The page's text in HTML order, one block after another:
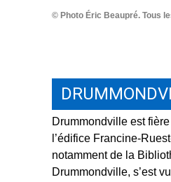
© Photo Éric Beaupré. Tous
Drummondville est
l’édifice Francine-
notamment de la
Drummondville, s’est